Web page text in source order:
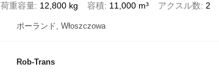
荷重容量 12,800 kg 容積 11,000 m³ アクスル数 2
ポーランド, Włoszczowa
Rob-Trans